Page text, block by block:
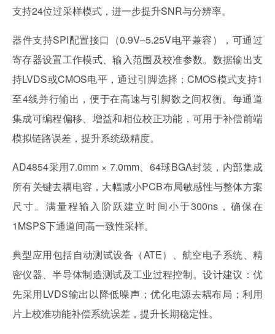
支持24位过采样模式，进一步提升SNR与分辨率。
器件支持SPI配置接口（0.9V–5.25V电平兼容），可通过
寄存器设置工作模式、输入范围及校准参数。数据输出支
持LVDS或CMOS电平，通过引脚选择；CMOS模式支持1
至4线并行输出，便于在高速与引脚数之间权衡。每通道
集成可编程偏移、增益和相位校正功能，可用于补偿前端
模拟链路误差，提升系统级精度。
AD4854采用7.0mm × 7.0mm、64球BGA封装，内部集成
所有关键去耦电容，大幅减小PCB布局敏感性与整体方案
尺寸。满量程输入阶跃建立时间小于300ns，确保在
1MSPS下通道间高一致性采样。
典型应用包括自动测试设备（ATE）、航空电子系统、精
密仪器、半导体制造测试及工业过程控制。设计建议：优
先采用LVDS输出以降低噪声；优化电源去耦布局；利用
片上校准功能补偿系统误差，提升长期稳定性。